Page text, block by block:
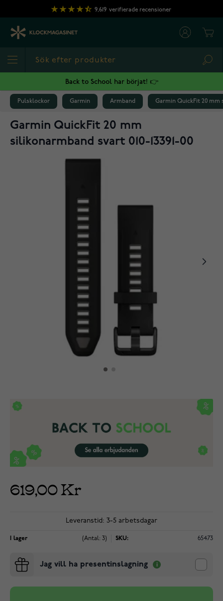
Hoppa till innehållet
9,619 verifierade recensioner
Back to School har börjat! 👉
Pulsklockor Garmin Armband Garmin QuickFit 20 mm
Garmin QuickFit 20 mm
silikonarmband svart 010-13391-00
619,00 Kr
Leveranstid: 3-5 arbetsdagar
I lager (Antal: 3) SKU: 65473
Jag vill ha presentinslagning